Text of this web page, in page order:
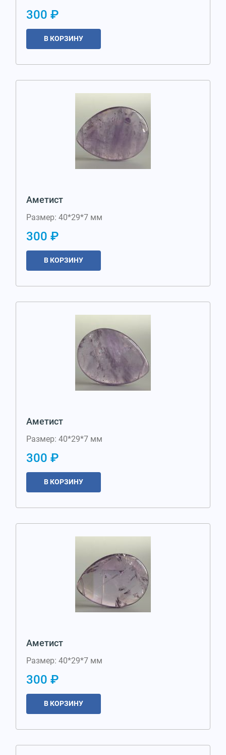
300 ₽
В КОРЗИНУ
Аметист
Размер: 40*29*7 мм
300 ₽
В КОРЗИНУ
Аметист
Размер: 40*29*7 мм
300 ₽
В КОРЗИНУ
Аметист
Размер: 40*29*7 мм
300 ₽
В КОРЗИНУ